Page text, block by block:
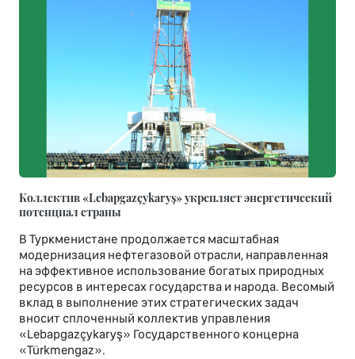
Коллектив «Lebapgazçykaryş» укрепляет энергетический
потенциал страны
В Туркменистане продолжается масштабная
модернизация нефтегазовой отрасли, направленная
на эффективное использование богатых природных
ресурсов в интересах государства и народа. Весомый
вклад в выполнение этих стратегических задач
вносит сплоченный коллектив управления
«Lebapgazçykaryş» Государственного концерна
«Türkmengaz».